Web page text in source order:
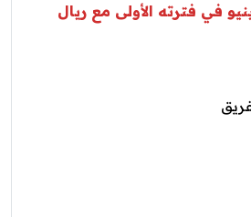
في فترته الأولى مع ريال